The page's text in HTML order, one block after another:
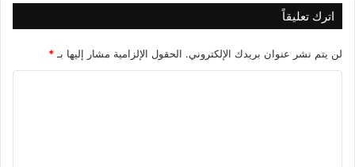
اترك تعليقاً
لن يتم نشر عنوان بريدك الإلكتروني. الحقول الإلزامية مشار إليها بـ *